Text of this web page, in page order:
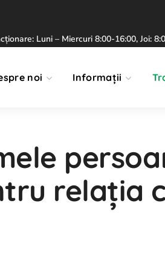
Luni – Miercuri 8:00-16:00, Joi:
noi Informații
relația